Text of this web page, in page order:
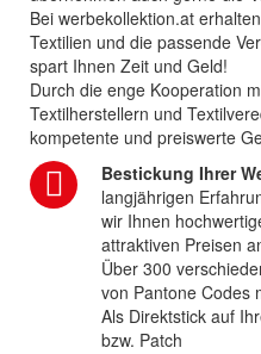
Bei werbekollektion.at
Textilien und die passende
spart Ihnen Zeit und Geld!
Durch die enge Kooperation
Textilherstellern und
kompetente und preiswerte
Bestickung Ihrer
langjährigen
wir Ihnen
attraktiven Preisen
Über 300
von Pantone Codes
Als Direktstick auf
bzw. Patch